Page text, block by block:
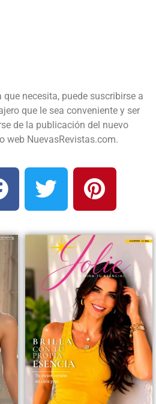
necesita, puede suscribirse a
que le sea conveniente y ser
de la publicación del nuevo
web NuevasRevistas.com.